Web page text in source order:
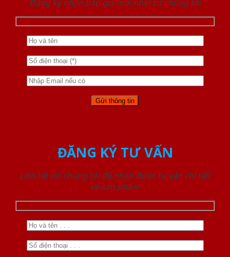
Đăng ký nhận báo giá mới nhất từ chúng tôi
ĐĂNG KÝ TƯ VẤN
Liên hệ với chúng tôi để nhận được tư vấn chi tiết
về sản phẩm